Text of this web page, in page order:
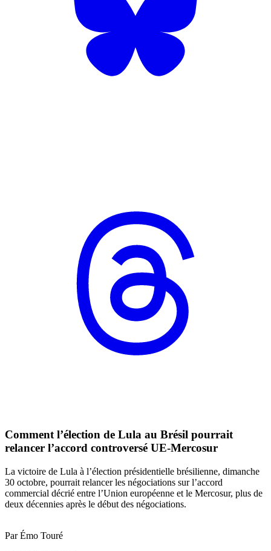
Comment l’élection de Lula au Brésil pourrait
relancer l’accord controversé UE-Mercosur
La victoire de Lula à l’élection présidentielle brésilienne, dimanche
30 octobre, pourrait relancer les négociations sur l’accord
commercial décrié entre l’Union européenne et le Mercosur, plus de
deux décennies après le début des négociations.
Par Émo Touré